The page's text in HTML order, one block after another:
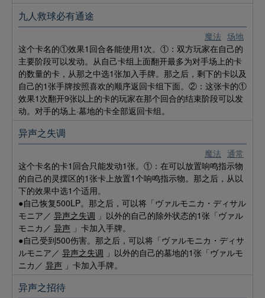
魔法 场地
九人救球必有通途
这个卡名的①效果1回合各能使用1次。①：双方玩家在自己的
主要阶段可以发动。从自己卡组上面翻开最多为对手场上的卡
的数量的卡，从那之中选1张加入手牌。那之后，剩下的卡以及
自己的1张手牌按照喜欢的顺序返回卡组下面。②：这张卡的①
效果1次翻开9张以上的卡的玩家在那个回合的结束阶段可以发
动。对手的场上·墓地的卡全部返回卡组。
魔法 通常
异声之失调
这个卡名的卡1回合只能发动1张。①：在可以放置响鸣指示物
的自己的灵摆区的1张卡上放置1个响鸣指示物。那之后，从以
下的效果中选1个适用。
●自己恢复500LP。那之后，可以将「ヴァルモニカ・ディサル
モニア／ 异声之失调 」以外的自己的除外状态的1张「ヴァル
モニカ／ 异声 」卡加入手牌。
●自己受到500伤害。那之后，可以将「ヴァルモニカ・ディサ
ルモニア／ 异声之失调 」以外的自己的墓地的1张「ヴァルモ
ニカ／ 异声 」卡加入手牌。
异声之招待